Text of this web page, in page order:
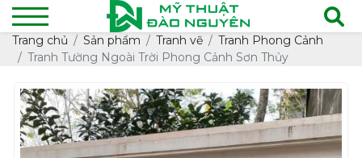
Trang chủ Sản phẩm Tranh vẽ
Tranh Phong Cảnh
Tranh Tường Ngoài Trời Phong Cảnh Sơn Thủy